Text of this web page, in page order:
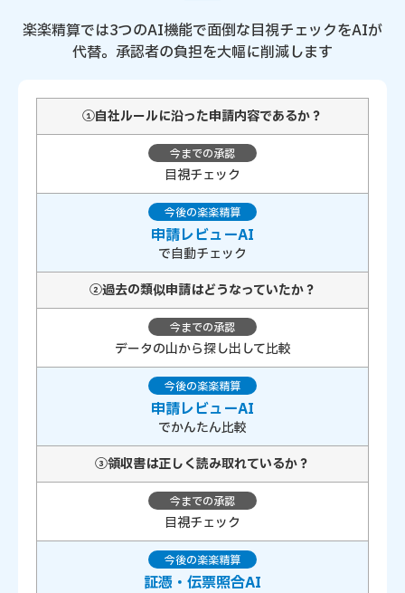
楽楽精算では3つのAI機能で面倒な目視チェックをAIが
代替。承認者の負担を大幅に削減します
①自社ルールに沿った申請内容であるか？
目視チェック
申請レビューAI
で自動チェック
②過去の類似申請はどうなっていたか？
データの山から探し出して比較
申請レビューAI
でかんたん比較
③領収書は正しく読み取れているか？
目視チェック
証憑・伝票照合AI